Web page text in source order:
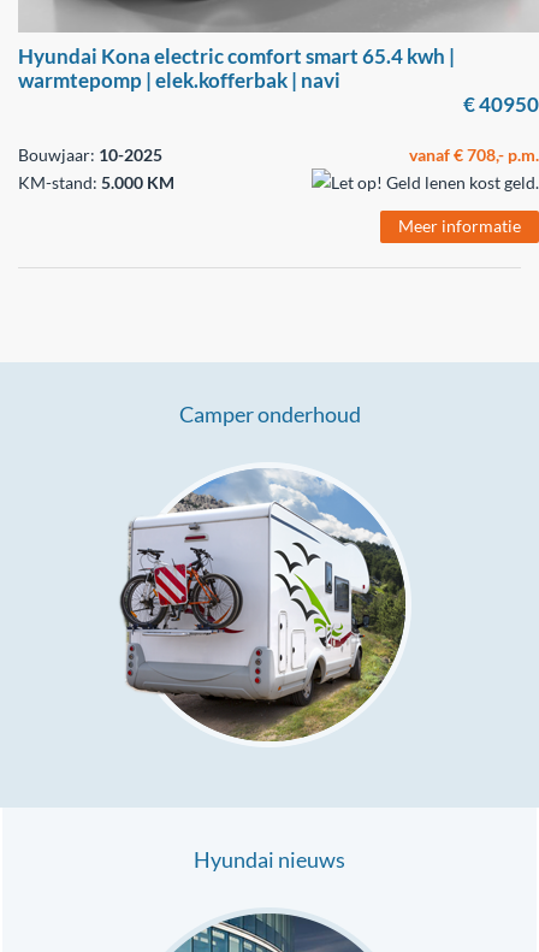
Hyundai Kona electric comfort smart 65.4 kwh |
warmtepomp | elek.kofferbak | navi
€ 40950
Bouwjaar: 10-2025
KM-stand: 5.000 KM
vanaf € 708,- p.m.
Meer informatie
Camper onderhoud
Hyundai nieuws